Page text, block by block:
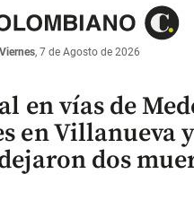
Viernes, 7 de Agosto de 2026
en vías de
en Villanueva y
dos